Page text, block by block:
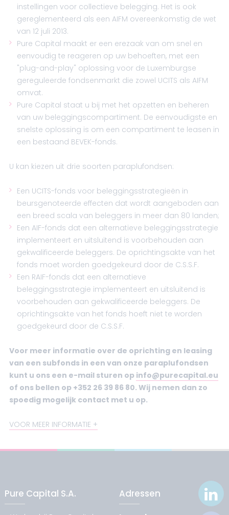
instellingen voor collectieve belegging. Het is ook
gereglementeerd als een AIFM overeenkomstig de wet
van 12 juli 2013.
Pure Capital maakt er een erezaak van om snel en
eenvoudig te reageren op uw behoeften, met een
"plug-and-play" oplossing voor de Luxemburgse
gereguleerde fondsenmarkt die zowel UCITS als AIFM
omvat.
Pure Capital staat u bij met het opzetten en beheren
van uw beleggingscompartiment. De eenvoudigste en
snelste oplossing is om een compartiment te leasen in
een bestaand BEVEK-fonds.
U kan kiezen uit drie soorten paraplufondsen:
Een UCITS-fonds voor beleggingsstrategieën in
beursgenoteerde effecten dat wordt aangeboden aan
een breed scala van beleggers in meer dan 80 landen;
Een AIF-fonds dat een alternatieve beleggingsstrategie
implementeert en uitsluitend is voorbehouden aan
gekwalificeerde beleggers. De oprichtingsakte van het
fonds moet worden goedgekeurd door de C.S.S.F.
Een RAIF-fonds dat een alternatieve
beleggingsstrategie implementeert en uitsluitend is
voorbehouden aan gekwalificeerde beleggers. De
oprichtingsakte van het fonds hoeft niet te worden
goedgekeurd door de C.S.S.F.
Voor meer informatie over de oprichting en leasing
van een subfonds in een van onze paraplufondsen
kunt u ons een e-mail sturen op info@purecapital.eu
of ons bellen op +352 26 39 86 80. Wij nemen dan zo
spoedig mogelijk contact met u op.
VOOR MEER INFORMATIE
Pure Capital S.A. Adressen